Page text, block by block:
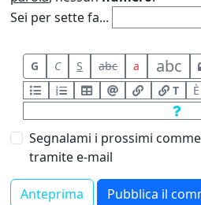
Sei per sette fa...
G C S abc a abc
T
È
Segnalami i prossimi
tramite e-mail